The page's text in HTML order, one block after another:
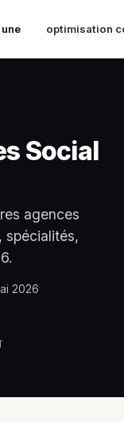
une optimisation
Social
agences
spécialités,
2026